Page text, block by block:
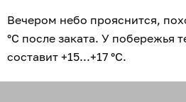
Вечером небо прояснится,
°С после заката. У побережья
составит +15...+17 °С.